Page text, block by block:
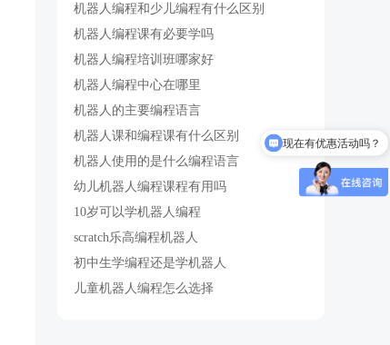
机器人编程和少儿编程有什么区别
机器人编程课有必要学吗
机器人编程培训班哪家好
机器人编程中心在哪里
机器人的主要编程语言
机器人课和编程课有什么区别
机器人使用的是什么编程语言
幼儿机器人编程课程有用吗
10岁可以学机器人编程
scratch乐高编程机器人
初中生学编程还是学机器人
儿童机器人编程怎么选择
怎么试听？